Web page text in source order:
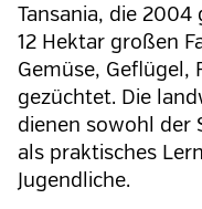
Tansania, die
12 Hektar großen
Gemüse, Geflügel,
gezüchtet. Die
dienen sowohl der
als praktisches
Jugendliche.